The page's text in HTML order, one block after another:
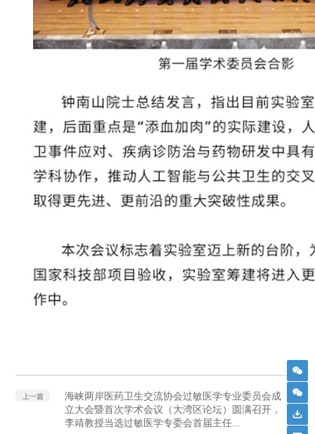
上一篇
海峡两岸医药卫生交流协会过敏医学专业委员会成
立大会暨首次学术会议（大湾区论坛）圆满召开，
李靖教授当选过敏医学专委会首届主任...